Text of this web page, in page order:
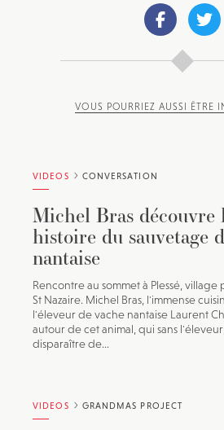
VOUS POURRIEZ AUSSI ÊTRE
VIDEOS CONVERSATION
Michel Bras découvre
histoire du sauvetage
nantaise
Rencontre au sommet à Plessé,
St Nazaire. Michel Bras, l'immense
l'éleveur de vache nantaise Laurent
autour de cet animal, qui sans
disparaître de...
VIDEOS GRANDMAS PROJECT